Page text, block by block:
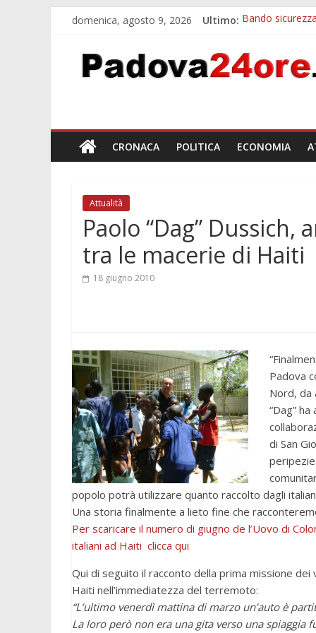
domenica, agosto 9, 2026 Ultimo: Bando
Calici di Stelle
Notizie di
Notizie di
CRONACA POLITICA ECONOMIA
Attualità
Paolo “Dag”
tra le macerie di Haiti
18 giugno 2010
Padova
Nord, da
“Dag”
di San
popolo potrà utilizzare quanto raccolto dagli
Una storia finalmente a lieto fine che
Per scaricare il numero di giugno de l’Uovo di
italiani ad Haiti clicca qui
Qui di seguito il racconto della prima missione
Haiti nell’immediatezza del terremoto:
“L’ultimo venerdì mattina di marzo un’auto è
La loro però non era una gita verso una spiaggia